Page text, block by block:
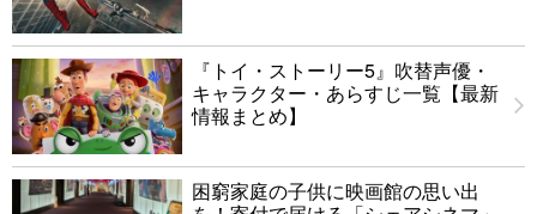
『トイ・ストーリー5』吹替声優・
キャラクター・あらすじ一覧【最新
情報まとめ】
困窮家庭の子供に映画館の思い出